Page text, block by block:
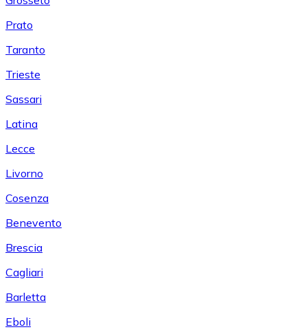
Prato
Taranto
Trieste
Sassari
Latina
Lecce
Livorno
Cosenza
Benevento
Brescia
Cagliari
Barletta
Eboli